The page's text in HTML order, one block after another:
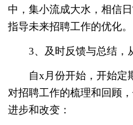
中，集小流成大水，相信
指导未来招聘工作的优化。
3、及时反馈与总结，
自x月份开始，开始定
对招聘工作的梳理和回顾
进步和改变：